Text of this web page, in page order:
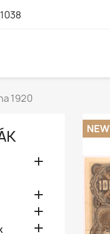
1920




NEW